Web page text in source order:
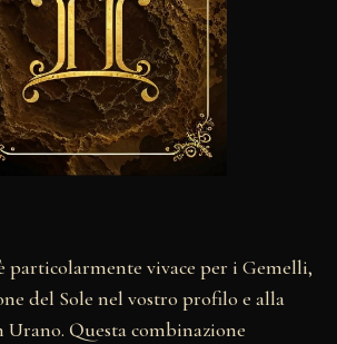
particolarmente vivace per i Gemelli,
del Sole nel vostro profilo e alla
Urano. Questa combinazione